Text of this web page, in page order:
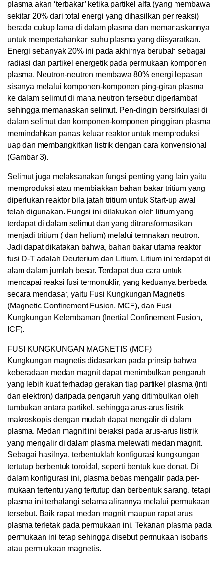
plasma akan ‘terbakar’ ketika partikel alfa (yang membawa
sekitar 20% dari total energi yang dihasilkan per reaksi)
berada cukup lama di dalam plasma dan memanaskannya
untuk mempertahankan suhu plasma yang diisyaratkan.
Energi sebanyak 20% ini pada akhirnya berubah sebagai
radiasi dan partikel energetik pada permukaan komponen
plasma. Neutron-neutron membawa 80% energi lepasan
sisanya melalui komponen-komponen ping-giran plasma
ke dalam selimut di mana neutron tersebut diperlambat
sehingga memanaskan selimut. Pen-dingin bersirkulasi di
dalam selimut dan komponen-komponen pinggiran plasma
memindahkan panas keluar reaktor untuk memproduksi
uap dan membangkitkan listrik dengan cara konvensional
(Gambar 3).
Selimut juga melaksanakan fungsi penting yang lain yaitu
memproduksi atau membiakkan bahan bakar tritium yang
diperlukan reaktor bila jatah tritium untuk Start-up awal
telah digunakan. Fungsi ini dilakukan oleh litium yang
terdapat di dalam selimut dan yang ditransformasikan
menjadi tritium ( dan helium) melalui temnakan neutron.
Jadi dapat dikatakan bahwa, bahan bakar utama reaktor
fusi D-T adalah Deuterium dan Litium. Litium ini terdapat di
alam dalam jumlah besar. Terdapat dua cara untuk
mencapai reaksi fusi termonuklir, yang keduanya berbeda
secara mendasar, yaitu Fusi Kungkungan Magnetis
(Magnetic Confinement Fusion, MCF), dan Fusi
Kungkungan Kelembaman (Inertial Confinement Fusion,
ICF).
FUSI KUNGKUNGAN MAGNETIS (MCF)
Kungkungan magnetis didasarkan pada prinsip bahwa
keberadaan medan magnit dapat menimbulkan pengaruh
yang lebih kuat terhadap gerakan tiap partikel plasma (inti
dan elektron) daripada pengaruh yang ditimbulkan oleh
tumbukan antara partikel, sehingga arus-arus listrik
makroskopis dengan mudah dapat mengalir di dalam
plasma. Medan magnit ini beraksi pada arus-arus listrik
yang mengalir di dalam plasma melewati medan magnit.
Sebagai hasilnya, terbentuklah konfigurasi kungkungan
tertutup berbentuk toroidal, seperti bentuk kue donat. Di
dalam konfigurasi ini, plasma bebas mengalir pada per-
mukaan tertentu yang tertutup dan berbentuk sarang, tetapi
plasma ini terhalangi selama alirannya melalui permukaan
tersebut. Baik rapat medan magnit maupun rapat arus
plasma terletak pada permukaan ini. Tekanan plasma pada
permukaan ini tetap sehingga disebut permukaan isobaris
atau perm ukaan magnetis.